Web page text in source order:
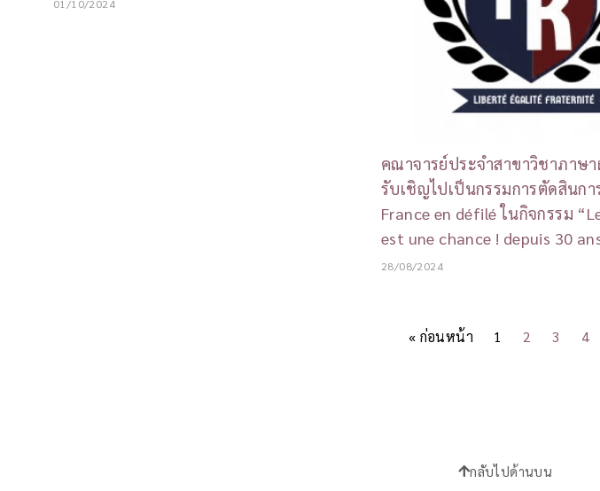
01/10/2024
คณาจารย์ประจำสาขาวิชาภาษา
รับเชิญไปเป็นกรรมการตัดสินกา
France en défilé ในกิจกรรม
est une chance ! depuis 30
28/08/2024
« ก่อนหน้า 1 2 3 4
กลับไปด้านบน